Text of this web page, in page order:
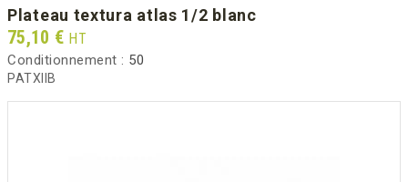
plateau textura atlas 1/2 blanc
Prix
75,10 € HT
Conditionnement : 50
PATXIIB